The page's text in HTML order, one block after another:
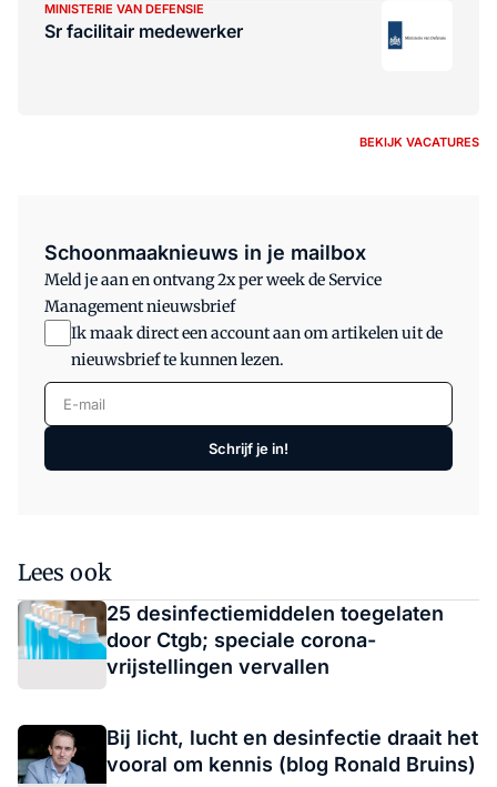
MINISTERIE VAN DEFENSIE
Sr facilitair medewerker
BEKIJK VACATURES
Schoonmaaknieuws in je mailbox
Meld je aan en ontvang 2x per week de Service
Management nieuwsbrief
Ik maak direct een account aan om artikelen uit de
nieuwsbrief te kunnen lezen.
E-mail
Schrijf je in!
Lees ook
25 desinfectiemiddelen toegelaten
door Ctgb; speciale corona-
vrijstellingen vervallen
Bij licht, lucht en desinfectie draait het
vooral om kennis (blog Ronald Bruins)